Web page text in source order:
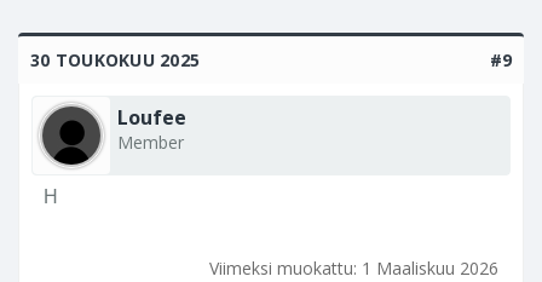
30 TOUKOKUU 2025 #9
Loufee
Member
H
Viimeksi muokattu: 1 Maaliskuu 2026